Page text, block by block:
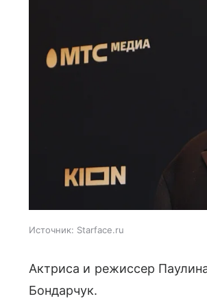
Источник: Starface.ru
Актриса и режиссер
Бондарчук.